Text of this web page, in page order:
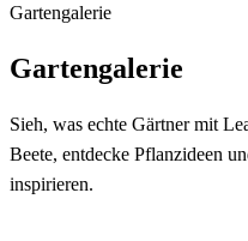
Gartengalerie
Gartengalerie
Sieh, was echte Gärtner mit
Beete, entdecke Pflanzideen
inspirieren.
+
−